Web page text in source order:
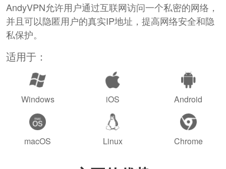
AndyVPN允许用户通过互联网访问一个私密的网络，
并且可以隐匿用户的真实IP地址，提高网络安全和隐
私保护。
适用于：
Windows iOS Android
macOS Linux Chrome